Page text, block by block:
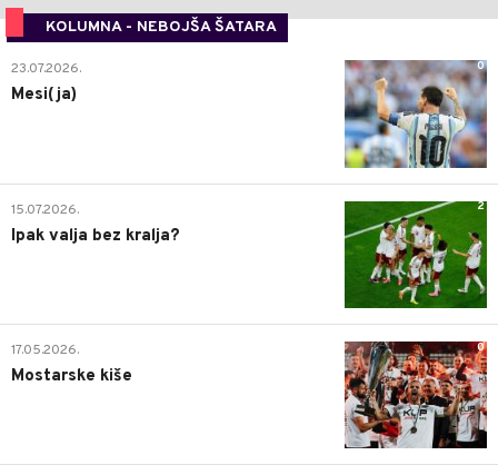
KOLUMNA - NEBOJŠA ŠATARA
0
23.07.2026.
Mesi(ja)
2
15.07.2026.
Ipak valja bez kralja?
0
17.05.2026.
Mostarske kiše